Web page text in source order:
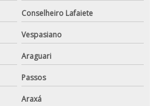
Conselheiro Lafaiete
Vespasiano
Araguari
Passos
Araxá